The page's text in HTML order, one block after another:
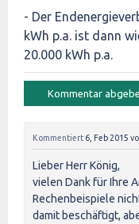
- Der
kWh p.a. ist dann
20.000 kWh p.a.
Kommentiert 6, Feb 2015
Lieber Herr König,
vielen Dank für Ihre
Rechenbeispiele
damit beschäftigt,